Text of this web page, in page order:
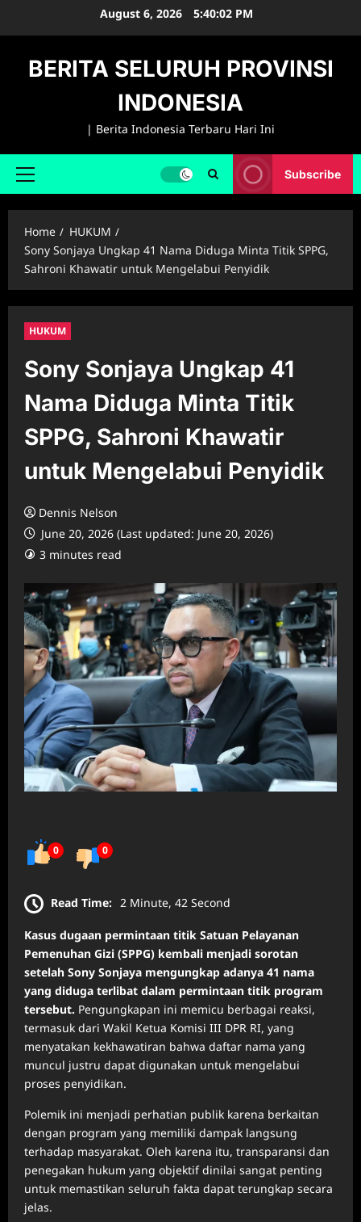
August 6, 2026 5:40:03 PM
BERITA SELURUH PROVINSI
INDONESIA
| Berita Indonesia Terbaru Hari Ini
Primary
Subscribe
Home
HUKUM
Sony Sonjaya Ungkap 41 Nama Diduga Minta Titik SPPG,
Sahroni Khawatir untuk Mengelabui Penyidik
HUKUM
Sony Sonjaya Ungkap 41
Nama Diduga Minta Titik
SPPG, Sahroni Khawatir
untuk Mengelabui Penyidik
Dennis Nelson
June 20, 2026 (Last updated: June 20, 2026)
3 minutes read
0 0
Read Time: 2 Minute, 42 Second
Kasus dugaan permintaan titik Satuan Pelayanan
Pemenuhan Gizi (SPPG) kembali menjadi sorotan
setelah Sony Sonjaya mengungkap adanya 41 nama
yang diduga terlibat dalam permintaan titik program
tersebut. Pengungkapan ini memicu berbagai reaksi,
termasuk dari Wakil Ketua Komisi III DPR RI, yang
menyatakan kekhawatiran bahwa daftar nama yang
muncul justru dapat digunakan untuk mengelabui
proses penyidikan.
Polemik ini menjadi perhatian publik karena berkaitan
dengan program yang memiliki dampak langsung
terhadap masyarakat. Oleh karena itu, transparansi dan
penegakan hukum yang objektif dinilai sangat penting
untuk memastikan seluruh fakta dapat terungkap secara
jelas.